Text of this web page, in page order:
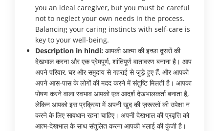
you an ideal caregiver, but you must be careful
not to neglect your own needs in the process.
Balancing your caring instincts with self-care is
key to your well-being.
Description in hindi: आपकी आत्मा की इच्छा दूसरों की
देखभाल करना और एक प्रेमपूर्ण, शांतिपूर्ण वातावरण बनाना है। आप
अपने परिवार, घर और समुदाय से गहराई से जुड़े हुए हैं, और आपको
अपने आस-पास के लोगों की मदद करने में संतुष्टि मिलती है। आपका
पोषण करने वाला स्वभाव आपको एक आदर्श देखभालकर्ता बनाता है,
लेकिन आपको इस प्रक्रिया में अपनी खुद की ज़रूरतों की उपेक्षा न
करने के लिए सावधान रहना चाहिए। अपनी देखभाल की प्रवृत्ति को
आत्म-देखभाल के साथ संतुलित करना आपकी भलाई की कुंजी है।